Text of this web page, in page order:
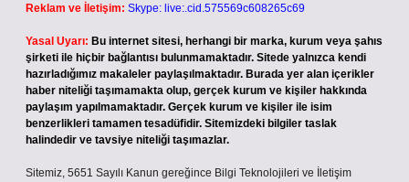
Reklam ve İletişim: Skype: live:.cid.575569c608265c69
Yasal Uyarı: Bu internet sitesi, herhangi bir marka, kurum veya şahıs
şirketi ile hiçbir bağlantısı bulunmamaktadır. Sitede yalnızca kendi
hazırladığımız makaleler paylaşılmaktadır. Burada yer alan içerikler
haber niteliği taşımamakta olup, gerçek kurum ve kişiler hakkında
paylaşım yapılmamaktadır. Gerçek kurum ve kişiler ile isim
benzerlikleri tamamen tesadüfidir. Sitemizdeki bilgiler taslak
halindedir ve tavsiye niteliği taşımazlar.
Sitemiz, 5651 Sayılı Kanun gereğince Bilgi Teknolojileri ve İletişim